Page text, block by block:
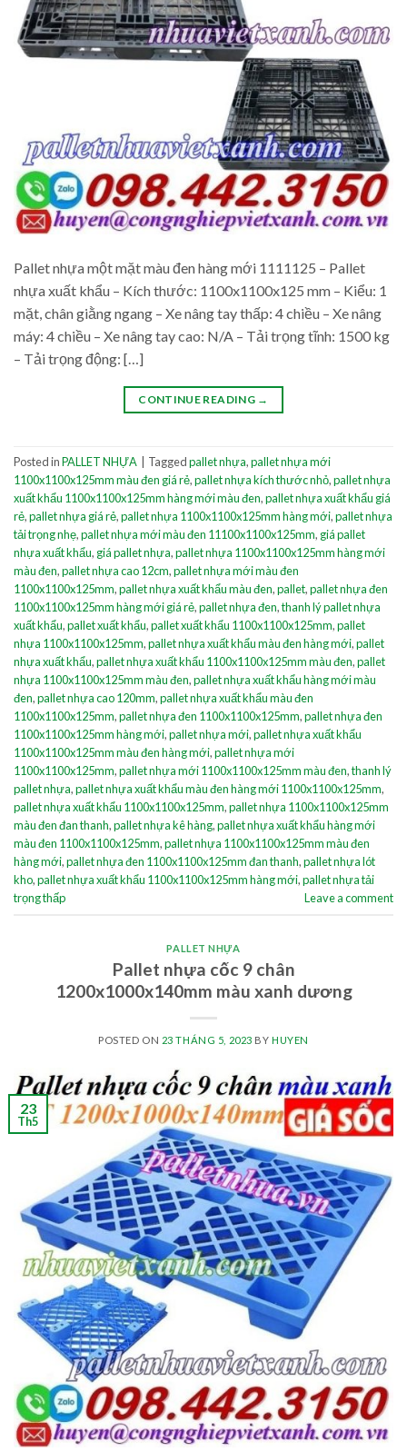
Pallet nhựa một mặt màu đen hàng mới 1111125 – Pallet
nhựa xuất khẩu – Kích thước: 1100x1100x125 mm – Kiểu: 1
mặt, chân giằng ngang – Xe nâng tay thấp: 4 chiều – Xe nâng
máy: 4 chiều – Xe nâng tay cao: N/A – Tải trọng tĩnh: 1500 kg
– Tải trọng động: […]
CONTINUE READING →
Posted inPALLET NHỰA Taggedpallet nhựa,pallet nhựa mới
1100x1100x125mm màu đen giá rẻ,pallet nhựa kích thước nhỏ,pallet nhựa
xuất khẩu 1100x1100x125mm hàng mới màu đen,pallet nhựa xuất khẩu giá
rẻ,pallet nhựa giá rẻ,pallet nhựa 1100x1100x125mm hàng mới,pallet nhựa
tải trọng nhẹ,pallet nhựa mới màu đen 11100x1100x125mm, giá pallet
nhựa xuất khẩu, giá pallet nhựa,pallet nhựa 1100x1100x125mm hàng mới
màu đen,pallet nhựa cao 12cm,pallet nhựa mới màu đen
1100x1100x125mm,pallet nhựa xuất khẩu màu đen,pallet,pallet nhựa đen
1100x1100x125mm hàng mới giá rẻ,pallet nhựa đen,thanh lý pallet nhựa
xuất khẩu,pallet xuất khẩu,pallet xuất khẩu 1100x1100x125mm,pallet
nhựa 1100x1100x125mm,pallet nhựa xuất khẩu màu đen hàng mới,pallet
nhựa xuất khẩu,pallet nhựa xuất khẩu 1100x1100x125mm màu đen,pallet
nhựa 1100x1100x125mm màu đen,pallet nhựa xuất khẩu hàng mới màu
đen,pallet nhựa cao 120mm,pallet nhựa xuất khẩu màu đen
1100x1100x125mm,pallet nhựa đen 1100x1100x125mm,pallet nhựa đen
1100x1100x125mm hàng mới,pallet nhựa mới,pallet nhựa xuất khẩu
1100x1100x125mm màu đen hàng mới,pallet nhựa mới
1100x1100x125mm,pallet nhựa mới 1100x1100x125mm màu đen,thanh lý
pallet nhựa,pallet nhựa xuất khẩu màu đen hàng mới 1100x1100x125mm,
pallet nhựa xuất khẩu 1100x1100x125mm,pallet nhựa 1100x1100x125mm
màu đen đan thanh,pallet nhựa kê hàng,pallet nhựa xuất khẩu hàng mới
màu đen 1100x1100x125mm,pallet nhựa 1100x1100x125mm màu đen
hàng mới,pallet nhựa đen 1100x1100x125mm đan thanh,pallet nhựa lót
kho,pallet nhựa xuất khẩu 1100x1100x125mm hàng mới,pallet nhựa tải
trọng thấp
Leave a comment
PALLET NHỰA
Pallet nhựa cốc 9 chân
1200x1000x140mm màu xanh dương
POSTED ON 23 THÁNG 5, 2023 BY HUYEN
23
Th5